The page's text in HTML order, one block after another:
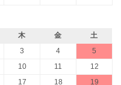
木 金
土
3 4
5
10 11
12
17 18
19